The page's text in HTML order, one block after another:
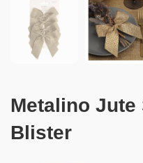
Metalino
Blister